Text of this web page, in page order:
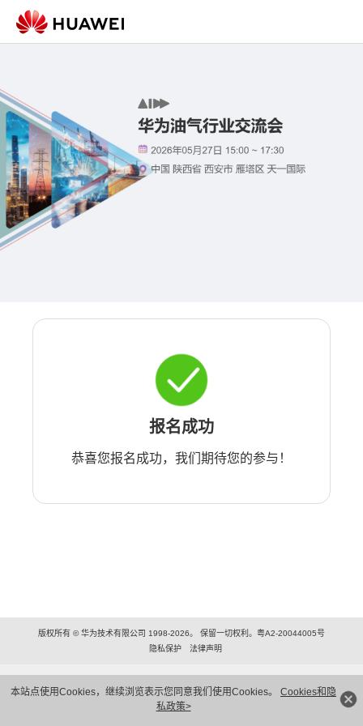
本站点使用Cookies，继续浏览表示您同意我们使用Cookies。 Cookies和隐
私政策>
报名成功
恭喜您报名成功，我们期待您的参与！
版权所有 © 华为技术有限公司 1998-2026。 保留一切权利。粤A2-20044005号
隐私保护
法律声明